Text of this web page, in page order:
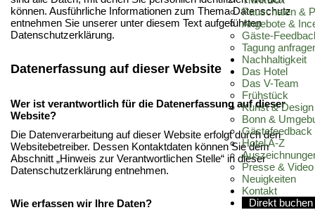
Pauschalen &
Angebote &
Gäste-
Tagung
Nachhaltigkeit
Das Hotel
Das V-Team
Frühstück
Kunst & Design
Bonn &
Gästefeedback
Hotel A-Z
Presse & Video
Neuigkeiten
Kontakt
Direkt buchen
können. Ausführliche Informationen zum Thema Datenschutz
entnehmen Sie unserer unter diesem Text aufgeführten
Datenschutzerklärung.
Datenerfassung auf dieser Website
Wer ist verantwortlich für die Datenerfassung auf dieser
Website?
Die Datenverarbeitung auf dieser Website erfolgt durch den
Websitebetreiber. Dessen Kontaktdaten können Sie dem
Abschnitt „Hinweis zur Verantwortlichen Stelle“ in dieser
Datenschutzerklärung entnehmen.
Wie erfassen wir Ihre Daten?